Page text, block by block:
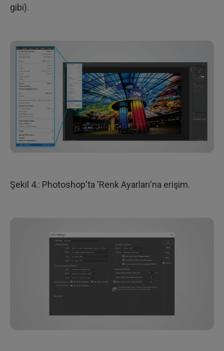
gibi).
Şekil 4.: Photoshop'ta 'Renk Ayarları'na erişim.